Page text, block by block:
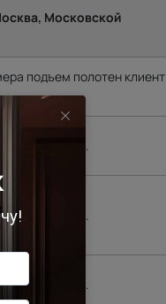
Московской
подъем полотен клиент
2 500 руб.
4 500 руб.
4 500 руб.